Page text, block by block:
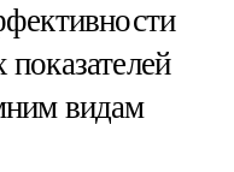
видам